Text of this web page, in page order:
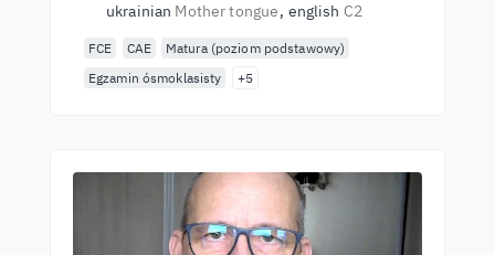
ukrainian Mother tongue english C2
FCE CAE
Matura (poziom podstawowy)
Egzamin ósmoklasisty
+5